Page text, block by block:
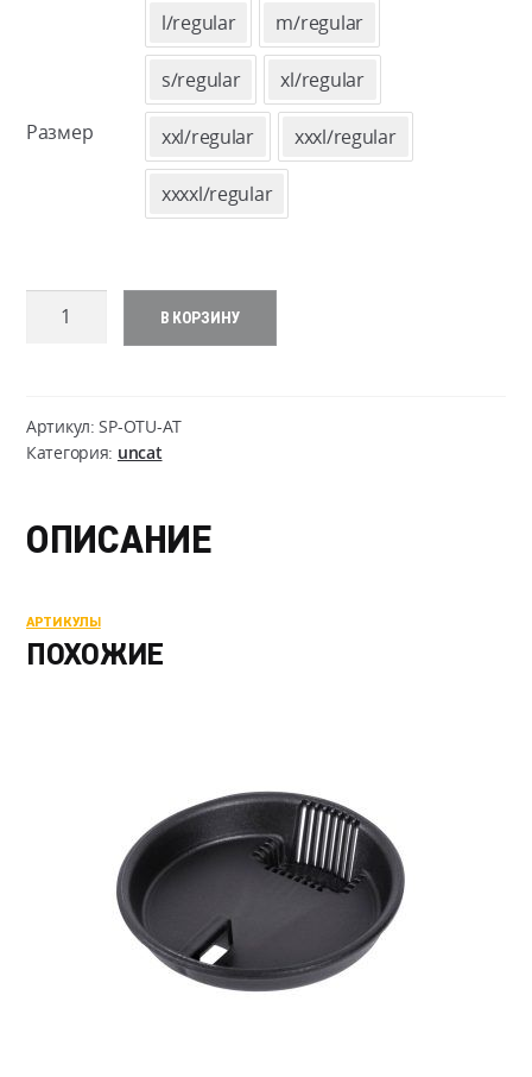
Размер
l/regular m/regular
s/regular xl/regular
xxl/regular xxxl/regular
xxxxl/regular
Количество
Shorts
-
В КОРЗИНУ
Артикул:SP-OTU-AT
Категория: uncat
ОПИСАНИЕ
АРТИКУЛЫ
ПОХОЖИЕ